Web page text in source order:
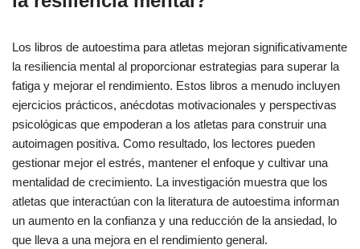
Los libros de autoestima para atletas mejoran significativamente
la resiliencia mental al proporcionar estrategias para superar la
fatiga y mejorar el rendimiento. Estos libros a menudo incluyen
ejercicios prácticos, anécdotas motivacionales y perspectivas
psicológicas que empoderan a los atletas para construir una
autoimagen positiva. Como resultado, los lectores pueden
gestionar mejor el estrés, mantener el enfoque y cultivar una
mentalidad de crecimiento. La investigación muestra que los
atletas que interactúan con la literatura de autoestima informan
un aumento en la confianza y una reducción de la ansiedad, lo
que lleva a una mejora en el rendimiento general.